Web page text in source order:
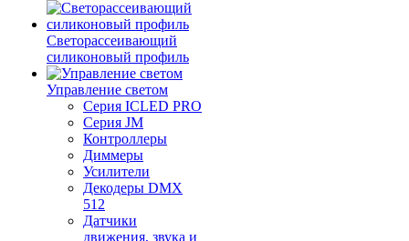
Светорассеивающий
силиконовый профиль
Управление светом
Серия ICLED PRO
Серия JM
Контроллеры
Диммеры
Усилители
Декодеры DMX
512
Датчики
движения, звука и